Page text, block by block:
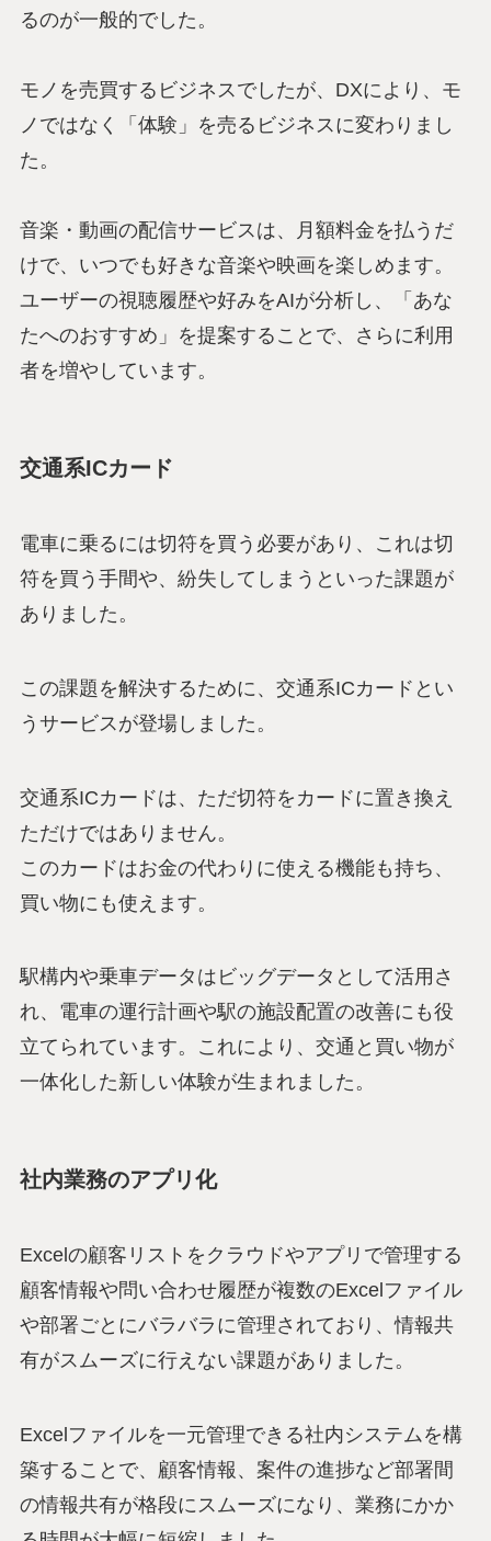
るのが一般的でした。
モノを売買するビジネスでしたが、DXにより、モ
ノではなく「体験」を売るビジネスに変わりまし
た。
音楽・動画の配信サービスは、月額料金を払うだ
けで、いつでも好きな音楽や映画を楽しめます。
ユーザーの視聴履歴や好みをAIが分析し、「あな
たへのおすすめ」を提案することで、さらに利用
者を増やしています。
交通系ICカード
電車に乗るには切符を買う必要があり、これは切
符を買う手間や、紛失してしまうといった課題が
ありました。
この課題を解決するために、交通系ICカードとい
うサービスが登場しました。
交通系ICカードは、ただ切符をカードに置き換え
ただけではありません。
このカードはお金の代わりに使える機能も持ち、
買い物にも使えます。
駅構内や乗車データはビッグデータとして活用さ
れ、電車の運行計画や駅の施設配置の改善にも役
立てられています。これにより、交通と買い物が
一体化した新しい体験が生まれました。
社内業務のアプリ化
Excelの顧客リストをクラウドやアプリで管理する
顧客情報や問い合わせ履歴が複数のExcelファイル
や部署ごとにバラバラに管理されており、情報共
有がスムーズに行えない課題がありました。
Excelファイルを一元管理できる社内システムを構
築することで、顧客情報、案件の進捗など部署間
の情報共有が格段にスムーズになり、業務にかか